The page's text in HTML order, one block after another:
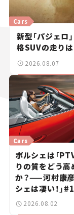
Cars
新型「パジェロ
格SUVの走りは
2026.08.07
Cars
ポルシェは「
りの質をどう高
か？——河村康彦
シェは凄い！」
2026.08.02